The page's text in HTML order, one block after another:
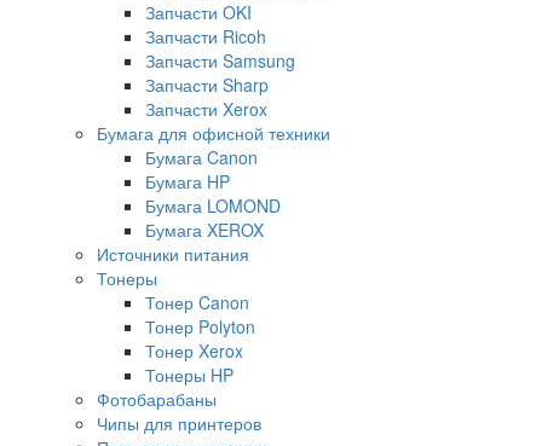
Запчасти OKI
Запчасти Ricoh
Запчасти Samsung
Запчасти Sharp
Запчасти Xerox
Бумага для офисной техники
Бумага Canon
Бумага HP
Бумага LOMOND
Бумага XEROX
Источники питания
Тонеры
Тонер Canon
Тонер Polyton
Тонер Xerox
Тонеры HP
Фотобарабаны
Чипы для принтеров